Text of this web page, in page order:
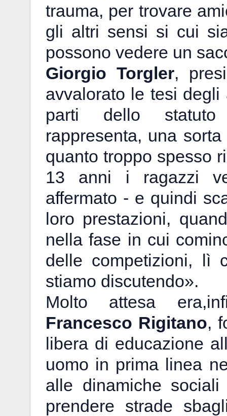
trauma, per trovare
gli altri sensi si cui
possono vedere un
Giorgio Torgler,
avvalorato le tesi
parti dello
rappresenta, una
quanto troppo spesso
13 anni i ragazzi
affermato - e quindi
loro prestazioni,
nella fase in cui
delle competizioni, lì
stiamo discutendo».
Molto attesa
Francesco Rigitano,
libera di educazione
uomo in prima linea
alle dinamiche
prendere strade